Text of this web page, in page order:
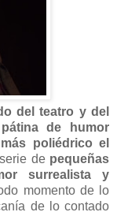
del teatro y del
de humor
poliédrico el
de pequeñas
surrealista y
momento de lo
de lo contado